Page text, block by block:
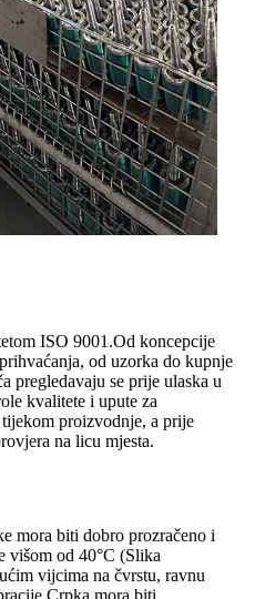
ISO 9001.Od koncepcije
od uzorka do kupnje
pregledavaju se prije ulaska u
kvalitete i upute za
proizvodnje, a prije
na licu mjesta.
mora biti dobro prozračeno i
višom od 40°C (Slika
vijcima na čvrstu, ravnu
mora biti